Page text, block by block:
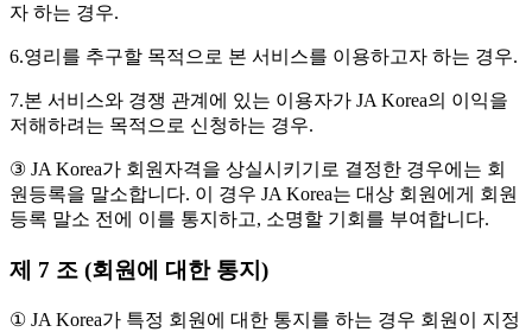
자 하는 경우.
6.영리를 추구할 목적으로 본 서비스를 이용하고자 하는 경우.
7.본 서비스와 경쟁 관계에 있는 이용자가 JA Korea의 이익을
저해하려는 목적으로 신청하는 경우.
③ JA Korea가 회원자격을 상실시키기로 결정한 경우에는 회
원등록을 말소합니다. 이 경우 JA Korea는 대상 회원에게 회원
등록 말소 전에 이를 통지하고, 소명할 기회를 부여합니다.
제 7 조 (회원에 대한 통지)
① JA Korea가 특정 회원에 대한 통지를 하는 경우 회원이 지정